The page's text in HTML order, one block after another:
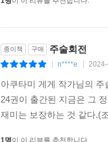
종이책 구매 주술회전
n****e
아쿠타미 게게 작가님의
24권이 출간된 지금은 그
재미는 보장하는 것 같다.(
1명이 이 리뷰를 추천합니다.